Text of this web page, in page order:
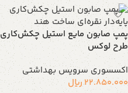
پمپ صابون مایع استیل چکش‌کاری
طرح لوکس
اکسسوری سرویس بهداشتی
22.850.000 ریال